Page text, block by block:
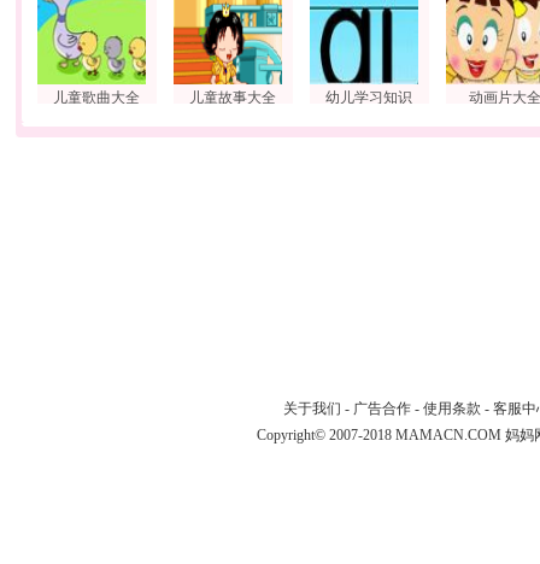
儿童歌曲大全 儿童故事大全 幼儿学习知识 动画片大全
关于我们 - 广告合作 - 使用条款 - 客服中
Copyright© 2007-2018 MAMACN.COM 妈妈